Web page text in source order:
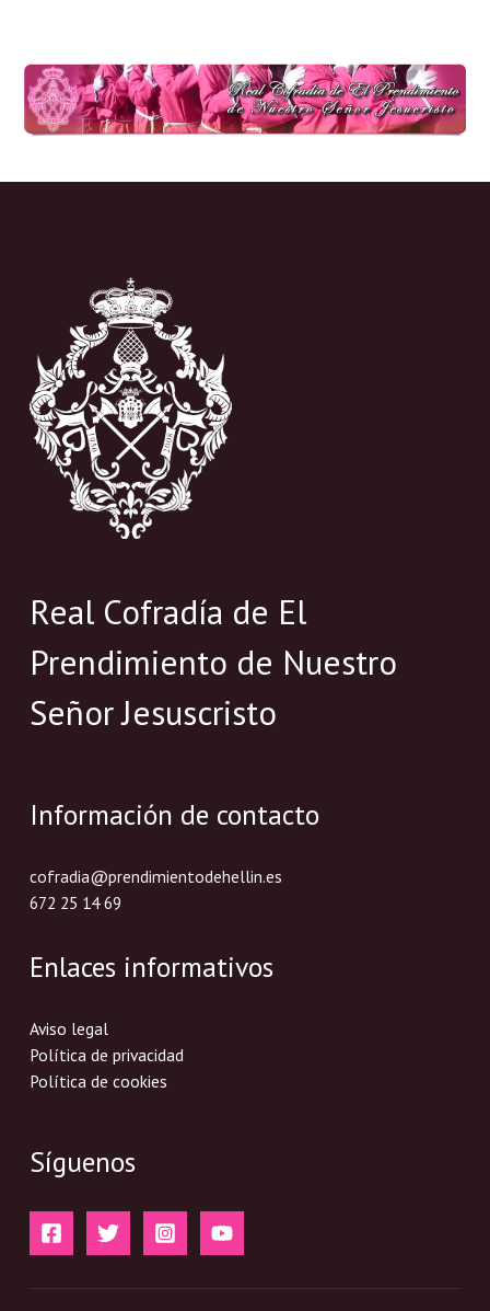
Real Cofradía de El
Prendimiento de Nuestro
Señor Jesuscristo
Información de contacto
cofradia@prendimientodehellin.es
672 25 14 69
Enlaces informativos
Aviso legal
Política de privacidad
Política de cookies
Síguenos